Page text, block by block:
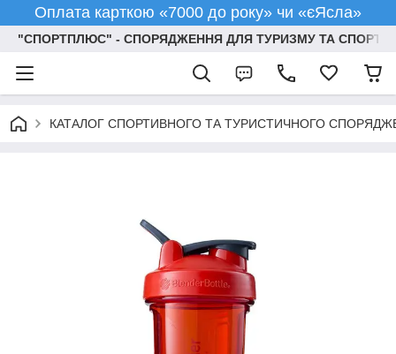
Оплата карткою «7000 до року» чи «єЯсла»
"СПОРТПЛЮС" - СПОРЯДЖЕННЯ ДЛЯ ТУРИЗМУ ТА СПОРТУ
КАТАЛОГ СПОРТИВНОГО ТА ТУРИСТИЧНОГО